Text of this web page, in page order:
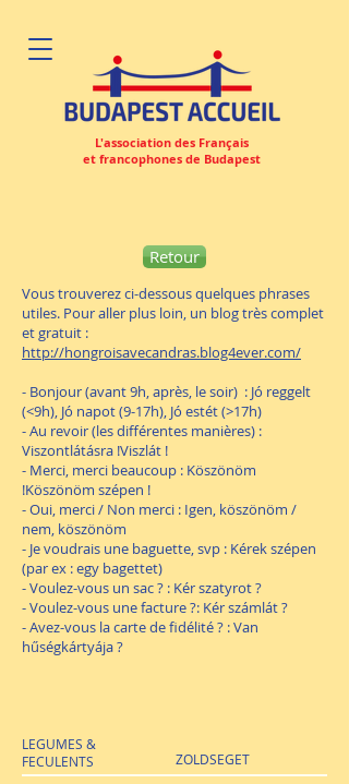
L'association des Français
et francophones de Budapest
Retour
Vous trouverez ci-dessous quelques phrases
utiles. Pour aller plus loin, un blog très complet
et gratuit :
http://hongroisavecandras.blog4ever.com/
- Bonjour (avant 9h, après, le soir) : Jó reggelt
(<9h), Jó napot (9-17h), Jó estét (>17h)
- Au revoir (les différentes manières) :
Viszontlátásra !Viszlát !
- Merci, merci beaucoup : Köszönöm
!Köszönöm szépen !
- Oui, merci / Non merci : Igen, köszönöm /
nem, köszönöm
- Je voudrais une baguette, svp : Kérek szépen
(par ex : egy bagettet)
- Voulez-vous un sac ? : Kér szatyrot ?
- Voulez-vous une facture ?: Kér számlát ?
- Avez-vous la carte de fidélité ? : Van
hűségkártyája ?
LEGUMES &
FECULENTS
ZOLDSEGET